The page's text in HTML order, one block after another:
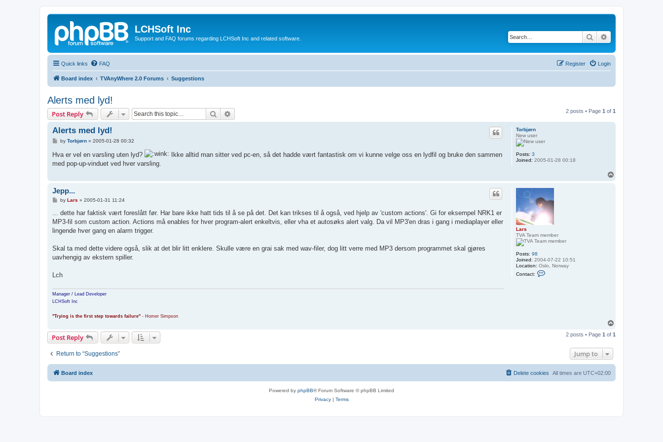
LCHSoft Inc
Support and FAQ forums regarding LCHSoft Inc and related software. Search
Quick links FAQ Login
Register
Board index TVAnyWhere 2.0 Forums Suggestions
Alerts med lyd!
Post Reply Search 2 posts • Page 1 of 1
Torbjørn
New user
Posts: 3
Joined: 2005-01-28 00:18
Alerts med lyd!
P
t
by Torbjørn» 2005-01-28 00:32
Hva er vel en varsling uten lyd?
Ikke alltid man sitter ved pc-en, så det hadde vært fantastisk om vi kunne velge oss en lydfil og bruke den sammen
med pop-up-vinduet ved hver varsling.
Lars
TVA Team member
Posts: 98
Joined: 2004-07-22 10:51
Location: Oslo, Norway
Contact:
Jepp...
Pby Lars » 2005-01-31 11:24
... dette har faktisk vært foreslått før. Har bare ikke hatt tids til å se på det. Det kan trikses til å også, ved hjelp av 'custom actions'. Gi for eksempel NRK1 er
MP3-fil som custom action. Actions må enables for hver program-alert enkeltvis, eller vha et autosøks alert valg. Da vil MP3'en dras i gang i mediaplayer eller
lingende hver gang en alarm trigger.
Skal ta med dette videre også, slik at det blir litt enklere. Skulle være en grai sak med wav-filer, dog litt verre med MP3 dersom programmet skal gjøres
uavhengig av ekstern spiller.
Lch
Manager / Lead Developer
LCHSoft Inc
"Trying is the first step towards failure" - Homer Simpson
p
Post Reply 2 posts • Page 1 of 1
Return to “Suggestions” Jump to
Board index All times are UTC+02:00
Delete cookies
Powered by phpBB® Forum Software © phpBB Limited
Privacy| Terms